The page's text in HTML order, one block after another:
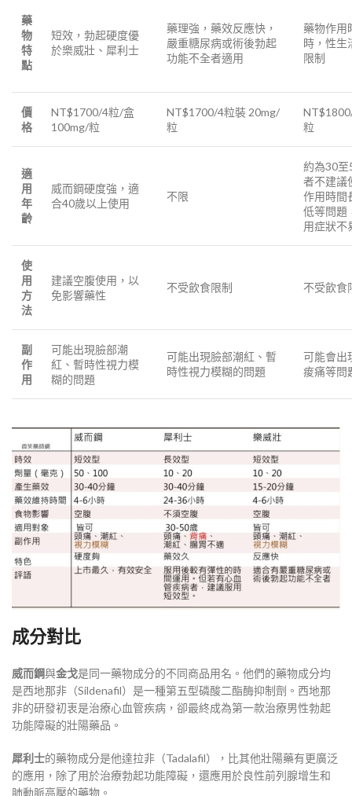
藥
物
特
點
短效，勃起硬度優
於樂威壯、犀利士
藥理強，藥效反應快，
嚴重糖尿病或術後勃起
功能不全者適用
藥物作用
時，性生
限制
價
格
NT$1700/4粒/盒
100mg/粒
NT$1700/4粒裝 20mg/
粒
粒
適
用
年
齡
威而鋼硬度強，適
合40歲以上使用
不限
約為30至
者不建議
作用時間
低等問題
用症狀不
使
用
方
法
建議空腹使用，以
免影響藥性
不受飲食限制 不受飲食
副
作
用
可能出現臉部潮
紅、暫時性視力模
糊的問題
可能出現臉部潮紅、暫
時性視力模糊的問題
可能會出
痠痛等問
成分對比
威而鋼與金戈是同一藥物成分的不同商品用名。他們的藥物成分均
是西地那非（Sildenafil）是一種第五型磷酸二酯酶抑制劑。西地那
非的研發初衷是治療心血管疾病，卻最終成為第一款治療男性勃起
功能障礙的壯陽藥品。
犀利士的藥物成分是他達拉非（Tadalafil），比其他壯陽藥有更廣泛
的應用，除了用於治療勃起功能障礙，還應用於良性前列腺增生和
肺動脈高壓的藥物。